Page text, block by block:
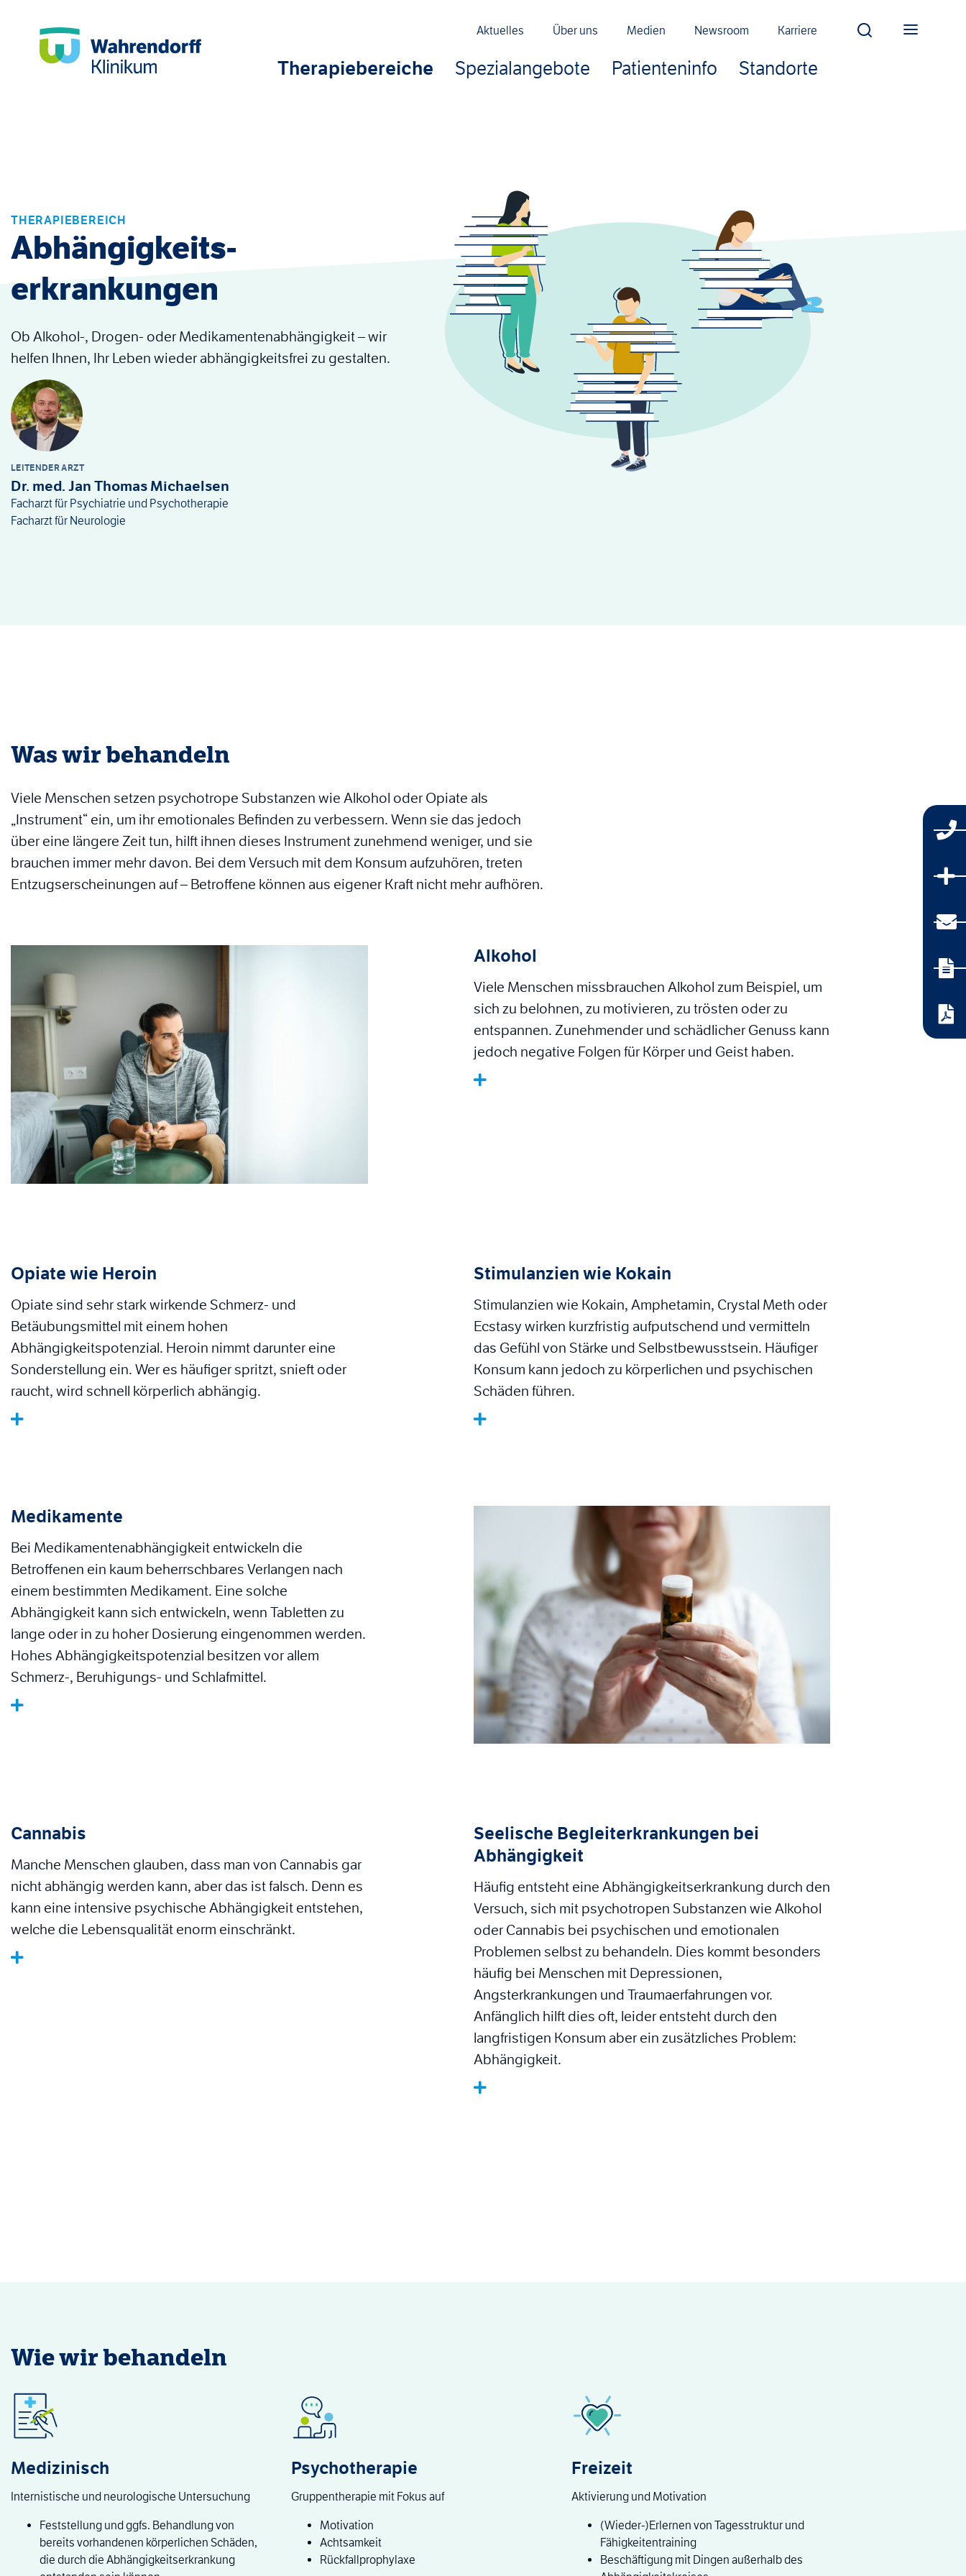
Aktuelles Über uns Medien Newsroom Karriere
Therapiebereiche Spezialangebote Patienteninfo Standorte
THERAPIEBEREICH
Abhängigkeits­
erkrankungen
Ob Alkohol-, Drogen- oder Medikamentenabhängigkeit – wir
helfen Ihnen, Ihr Leben wieder abhängigkeitsfrei zu gestalten.
LEITENDER ARZT
Dr. med. Jan Thomas Michaelsen
Facharzt für Psychiatrie und Psychotherapie
Facharzt für Neurologie
Was wir behandeln
Viele Menschen setzen psychotrope Substanzen wie Alkohol oder Opiate als
„Instrument“ ein, um ihr emotionales Befinden zu verbessern. Wenn sie das jedoch
über eine längere Zeit tun, hilft ihnen dieses Instrument zunehmend weniger, und sie
brauchen immer mehr davon. Bei dem Versuch mit dem Konsum aufzuhören, treten
Entzugserscheinungen auf – Betroffene können aus eigener Kraft nicht mehr aufhören.
Alkohol
Viele Menschen missbrauchen Alkohol zum Beispiel, um
sich zu belohnen, zu motivieren, zu trösten oder zu
entspannen. Zunehmender und schädlicher Genuss kann
jedoch negative Folgen für Körper und Geist haben.
Medikamente
Bei Medikamentenabhängigkeit entwickeln die
Betroffenen ein kaum beherrschbares Verlangen nach
einem bestimmten Medikament. Eine solche
Abhängigkeit kann sich entwickeln, wenn Tabletten zu
lange oder in zu hoher Dosierung eingenommen werden.
Hohes Abhängigkeitspotenzial besitzen vor allem
Schmerz-, Beruhigungs- und Schlafmittel.
Opiate wie Heroin
Opiate sind sehr stark wirkende Schmerz- und
Betäubungsmittel mit einem hohen
Abhängigkeitspotenzial. Heroin nimmt darunter eine
Sonderstellung ein. Wer es häufiger spritzt, snieft oder
raucht, wird schnell körperlich abhängig.
Stimulanzien wie Kokain
Stimulanzien wie Kokain, Amphetamin, Crystal Meth oder
Ecstasy wirken kurzfristig aufputschend und vermitteln
das Gefühl von Stärke und Selbstbewusstsein. Häufiger
Konsum kann jedoch zu körperlichen und psychischen
Schäden führen.
Cannabis
Manche Menschen glauben, dass man von Cannabis gar
nicht abhängig werden kann, aber das ist falsch. Denn es
kann eine intensive psychische Abhängigkeit entstehen,
welche die Lebensqualität enorm einschränkt.
Seelische Begleiterkrankungen bei
Abhängigkeit
Häufig entsteht eine Abhängigkeitserkrankung durch den
Versuch, sich mit psychotropen Substanzen wie Alkohol
oder Cannabis bei psychischen und emotionalen
Problemen selbst zu behandeln. Dies kommt besonders
häufig bei Menschen mit Depressionen,
Angsterkrankungen und Traumaerfahrungen vor.
Anfänglich hilft dies oft, leider entsteht durch den
langfristigen Konsum aber ein zusätzliches Problem:
Abhängigkeit.
Wie wir behandeln
Medizinisch
Internistische und neurologische Untersuchung
Feststellung und ggfs. Behandlung von
bereits vorhandenen körperlichen Schäden,
die durch die Abhängigkeitserkrankung
Psychotherapie
Gruppentherapie mit Fokus auf
Motivation
Achtsamkeit
Rückfallprophylaxe
Freizeit
Aktivierung und Motivation
(Wieder-)Erlernen von Tagesstruktur und
Fähigkeitentraining
Beschäftigung mit Dingen außerhalb des